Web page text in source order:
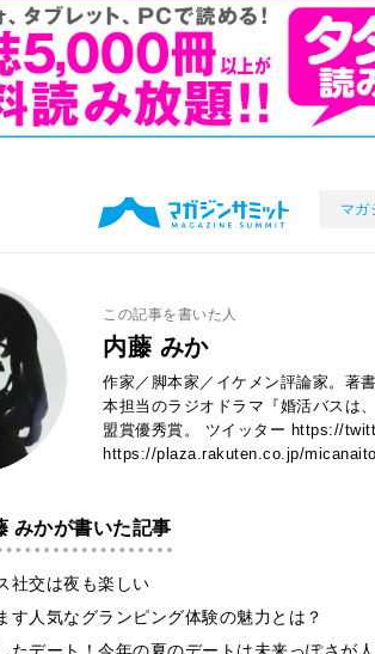
マガ
この記事を書いた人
内藤 みか
作家／脚本家／イケメン評論家。著
本担当のラジオドラマ『婚活バスは
盟賞優秀賞。 ツイッター https://
https://plaza.rakuten.co.jp/
みかが書いた記事
社交は夜も楽しい
す人気なグランピング体験の魅力とは？